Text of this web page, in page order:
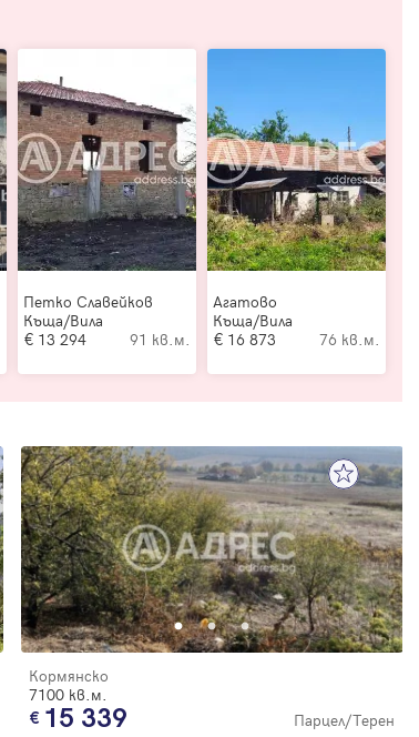
Петко Славейков
Къща/Вила
13 294
91 кв.м.
Агатово
Къща/Вила
16 873
76 кв.м.
Кормянско
7100 кв.м.
15 339 Парцел/Терен